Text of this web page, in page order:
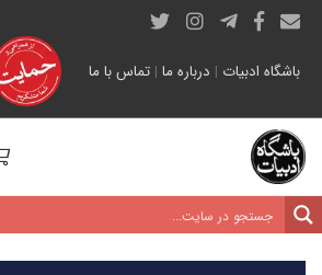
باشگاه ادبیات | درباره ما | تماس با ما